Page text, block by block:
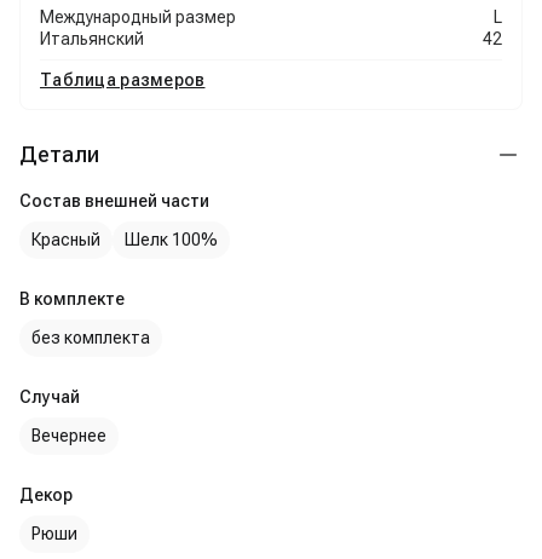
Международный размер
L
Итальянский
42
Таблица размеров
Детали
Состав внешней части
Красный
Шелк 100%
В комплекте
без комплекта
Случай
Вечернее
Декор
Рюши